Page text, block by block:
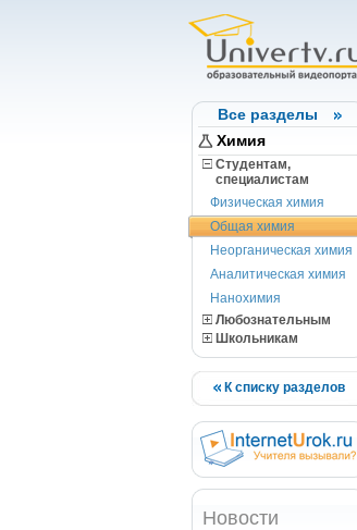
Все разделы
Химия
Студентам,
cпециалистам
Физическая химия
Общая химия
Неорганическая химия
Аналитическая химия
Нанохимия
Любознательным
Школьникам
К списку разделов
Новости